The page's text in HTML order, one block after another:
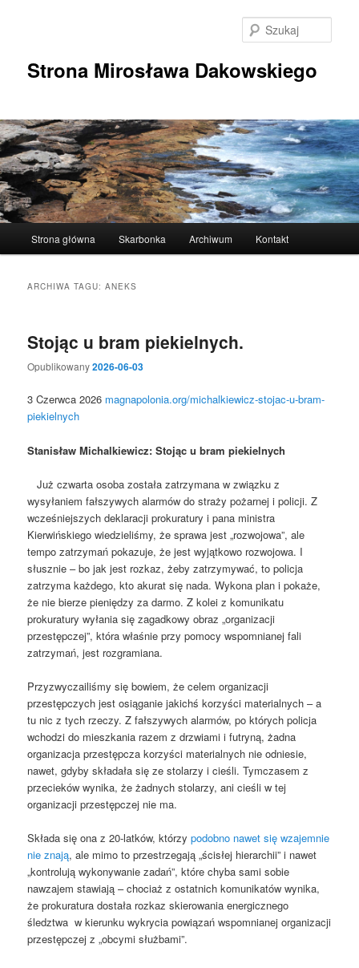
Strona Mirosława Dakowskiego
Strona główna Skarbonka Archiwum Kontakt
ARCHIWA TAGU:ANEKS
Stojąc u bram piekielnych.
Opublikowany2026-06-03
3 Czerwca 2026 magnapolonia.org/michalkiewicz-stojac-u-bram-
piekielnych
Stanisław Michalkiewicz: Stojąc u bram piekielnych
Już czwarta osoba została zatrzymana w związku z
wysyłaniem fałszywych alarmów do straży pożarnej i policji. Z
wcześniejszych deklaracji prokuratury i pana ministra
Kierwińskiego wiedzieliśmy, że sprawa jest „rozwojowa”, ale
tempo zatrzymań pokazuje, że jest wyjątkowo rozwojowa. I
słusznie – bo jak jest rozkaz, żeby zatrzymywać, to policja
zatrzyma każdego, kto akurat się nada. Wykona plan i pokaże,
że nie bierze pieniędzy za darmo. Z kolei z komunikatu
prokuratury wyłania się zagadkowy obraz „organizacji
przestępczej”, która właśnie przy pomocy wspomnianej fali
zatrzymań, jest rozgramiana.
Przyzwyczailiśmy się bowiem, że celem organizacji
przestępczych jest osiąganie jakichś korzyści materialnych – a
tu nic z tych rzeczy. Z fałszywych alarmów, po których policja
wchodzi do mieszkania razem z drzwiami i futryną, żadna
organizacja przestępcza korzyści materialnych nie odniesie,
nawet, gdyby składała się ze stolarzy i cieśli. Tymczasem z
przecieków wynika, że żadnych stolarzy, ani cieśli w tej
organizacji przestępczej nie ma.
Składa się ona z 20-latków, którzypodobno nawet się wzajemnie
nie znają, ale mimo to przestrzegają „ścisłej hierarchii” i nawet
„kontrolują wykonywanie zadań”, które chyba sami sobie
nawzajem stawiają – chociaż z ostatnich komunikatów wynika,
że prokuratura dostała rozkaz skierowania energicznego
śledztwa w kierunku wykrycia powiązań wspomnianej organizacji
przestępczej z „obcymi służbami”.